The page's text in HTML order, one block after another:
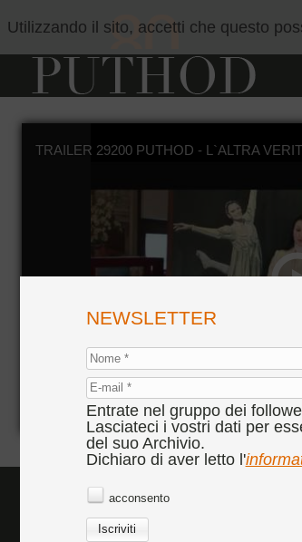
Utilizzando il sito, accetti che questo
TRAILER 29200 PUTHOD - L`ALTRA
NEWSLETTER
Entrate nel gruppo dei
Lasciateci i vostri dati per
del suo Archivio.
Dichiaro di aver letto l'
acconsento